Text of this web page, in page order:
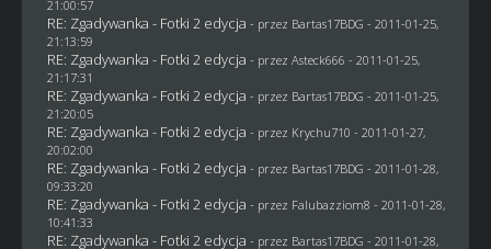
21:00:57
RE: Zgadywanka - Fotki 2 edycja - przez Bartas17BDG - 2011-01-25,
21:13:59
RE: Zgadywanka - Fotki 2 edycja - przez Asteck666 - 2011-01-25,
21:17:31
RE: Zgadywanka - Fotki 2 edycja - przez Bartas17BDG - 2011-01-25,
21:20:05
RE: Zgadywanka - Fotki 2 edycja - przez Krychu710 - 2011-01-27,
20:02:00
RE: Zgadywanka - Fotki 2 edycja - przez Bartas17BDG - 2011-01-28,
09:33:20
RE: Zgadywanka - Fotki 2 edycja - przez Falubazziom8 - 2011-01-28,
10:41:33
RE: Zgadywanka - Fotki 2 edycja - przez Bartas17BDG - 2011-01-28,